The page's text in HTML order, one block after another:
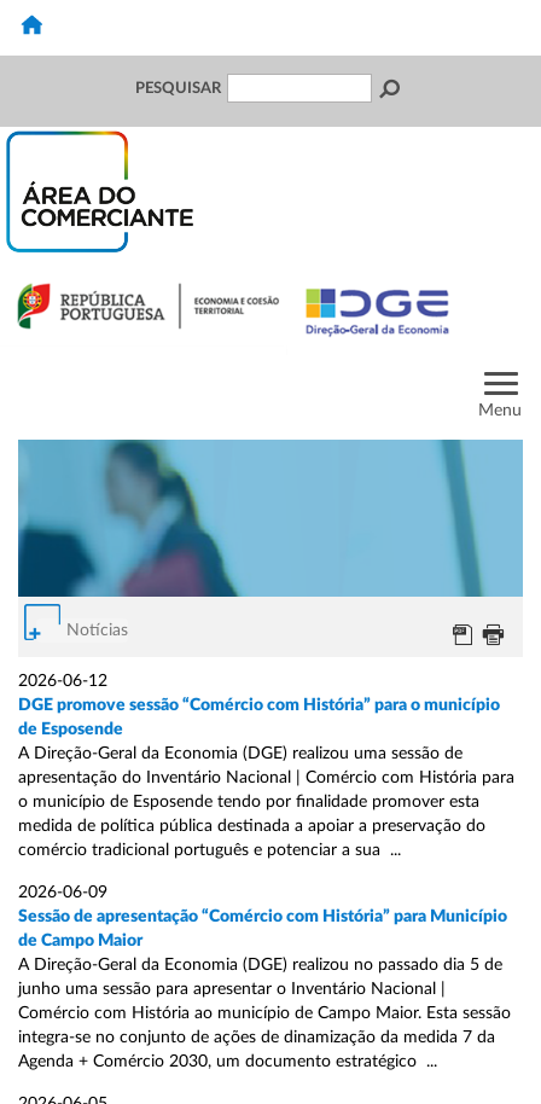
PESQUISAR
Menu
Notícias
2026-06-12
DGE promove sessão “Comércio com História” para o município
de Esposende
A Direção-Geral da Economia (DGE) realizou uma sessão de
apresentação do Inventário Nacional | Comércio com História para
o município de Esposende tendo por finalidade promover esta
medida de política pública destinada a apoiar a preservação do
comércio tradicional português e potenciar a sua ...
2026-06-09
Sessão de apresentação “Comércio com História” para Município
de Campo Maior
A Direção-Geral da Economia (DGE) realizou no passado dia 5 de
junho uma sessão para apresentar o Inventário Nacional |
Comércio com História ao município de Campo Maior. Esta sessão
integra-se no conjunto de ações de dinamização da medida 7 da
Agenda + Comércio 2030, um documento estratégico ...